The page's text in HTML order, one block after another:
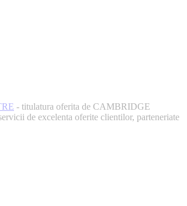
- titulatura oferita de CAMBRIDGE
de excelenta oferite clientilor, parteneriate